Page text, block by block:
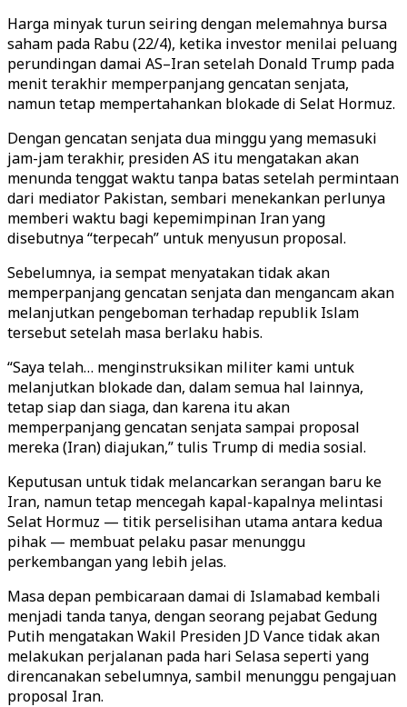
Harga minyak turun seiring dengan melemahnya bursa
saham pada Rabu (22/4), ketika investor menilai peluang
perundingan damai AS–Iran setelah Donald Trump pada
menit terakhir memperpanjang gencatan senjata,
namun tetap mempertahankan blokade di Selat Hormuz.
Dengan gencatan senjata dua minggu yang memasuki
jam-jam terakhir, presiden AS itu mengatakan akan
menunda tenggat waktu tanpa batas setelah permintaan
dari mediator Pakistan, sembari menekankan perlunya
memberi waktu bagi kepemimpinan Iran yang
disebutnya “terpecah” untuk menyusun proposal.
Sebelumnya, ia sempat menyatakan tidak akan
memperpanjang gencatan senjata dan mengancam akan
melanjutkan pengeboman terhadap republik Islam
tersebut setelah masa berlaku habis.
“Saya telah… menginstruksikan militer kami untuk
melanjutkan blokade dan, dalam semua hal lainnya,
tetap siap dan siaga, dan karena itu akan
memperpanjang gencatan senjata sampai proposal
mereka (Iran) diajukan,” tulis Trump di media sosial.
Keputusan untuk tidak melancarkan serangan baru ke
Iran, namun tetap mencegah kapal-kapalnya melintasi
Selat Hormuz — titik perselisihan utama antara kedua
pihak — membuat pelaku pasar menunggu
perkembangan yang lebih jelas.
Masa depan pembicaraan damai di Islamabad kembali
menjadi tanda tanya, dengan seorang pejabat Gedung
Putih mengatakan Wakil Presiden JD Vance tidak akan
melakukan perjalanan pada hari Selasa seperti yang
direncanakan sebelumnya, sambil menunggu pengajuan
proposal Iran.